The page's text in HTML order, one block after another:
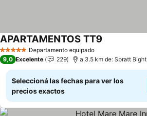
5 Estrellas Departamento equipado
APARTAMENTOS TT9
9,0 Excelente 229 a 3.5 km de: Spratt Bight
Seleccioná las fechas para ver los
precios exactos